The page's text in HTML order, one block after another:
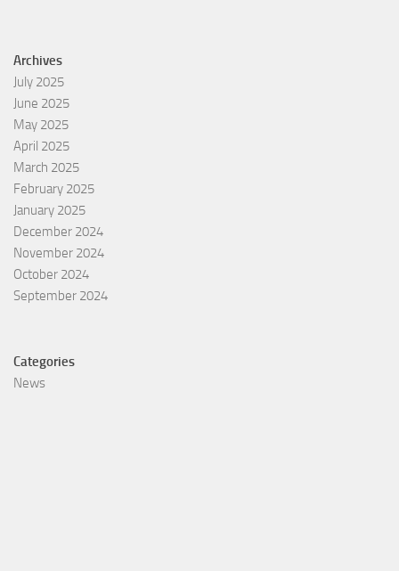
Archives
July 2025
June 2025
May 2025
April 2025
March 2025
February 2025
January 2025
December 2024
November 2024
October 2024
September 2024
Categories
News